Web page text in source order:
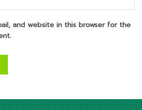
and website in this browser for the